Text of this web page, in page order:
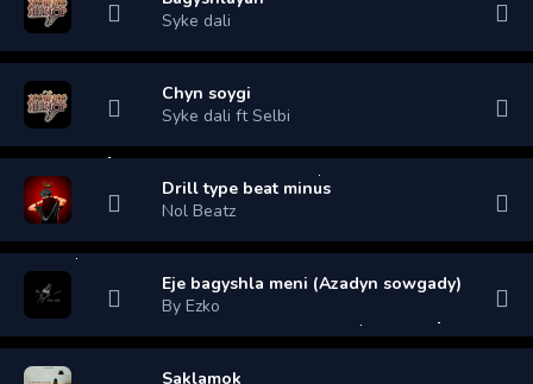
Syke dali
Chyn soygi
Syke dali ft Selbi
Drill type beat minus
Nol Beatz
Eje bagyshla meni (Azadyn sowgady)
By Ezko
Saklamok